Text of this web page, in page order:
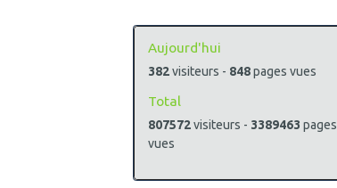
Aujourd'hui
382visiteurs - 848pages vues
Total
807572visiteurs - 3389463 pages
vues